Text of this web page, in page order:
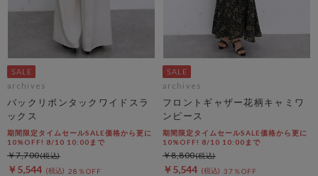
archives
バックリボンタックワイドスラ
ックス
期間限定タイムセールSALE価格から更に
10%OFF! 8/10 10:00まで
￥5,544 28％OFF
￥7,700
archives
フロントギャザー花柄キャミワ
ンピース
期間限定タイムセールSALE価格から更に
10%OFF! 8/10 10:00まで
￥5,544 37％OFF
￥8,800